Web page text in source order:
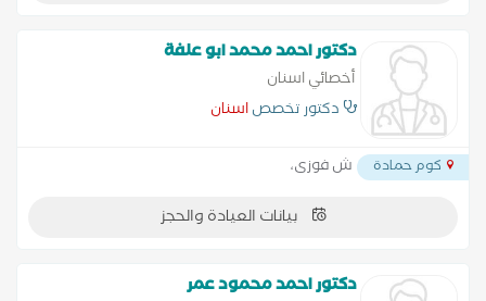
دكتور احمد محمد ابو علفة
أخصائي اسنان
دكتور تخصصاسنان
كوم حمادة ش فوزى،
بيانات العيادة والحجز
دكتور احمد محمود عمر